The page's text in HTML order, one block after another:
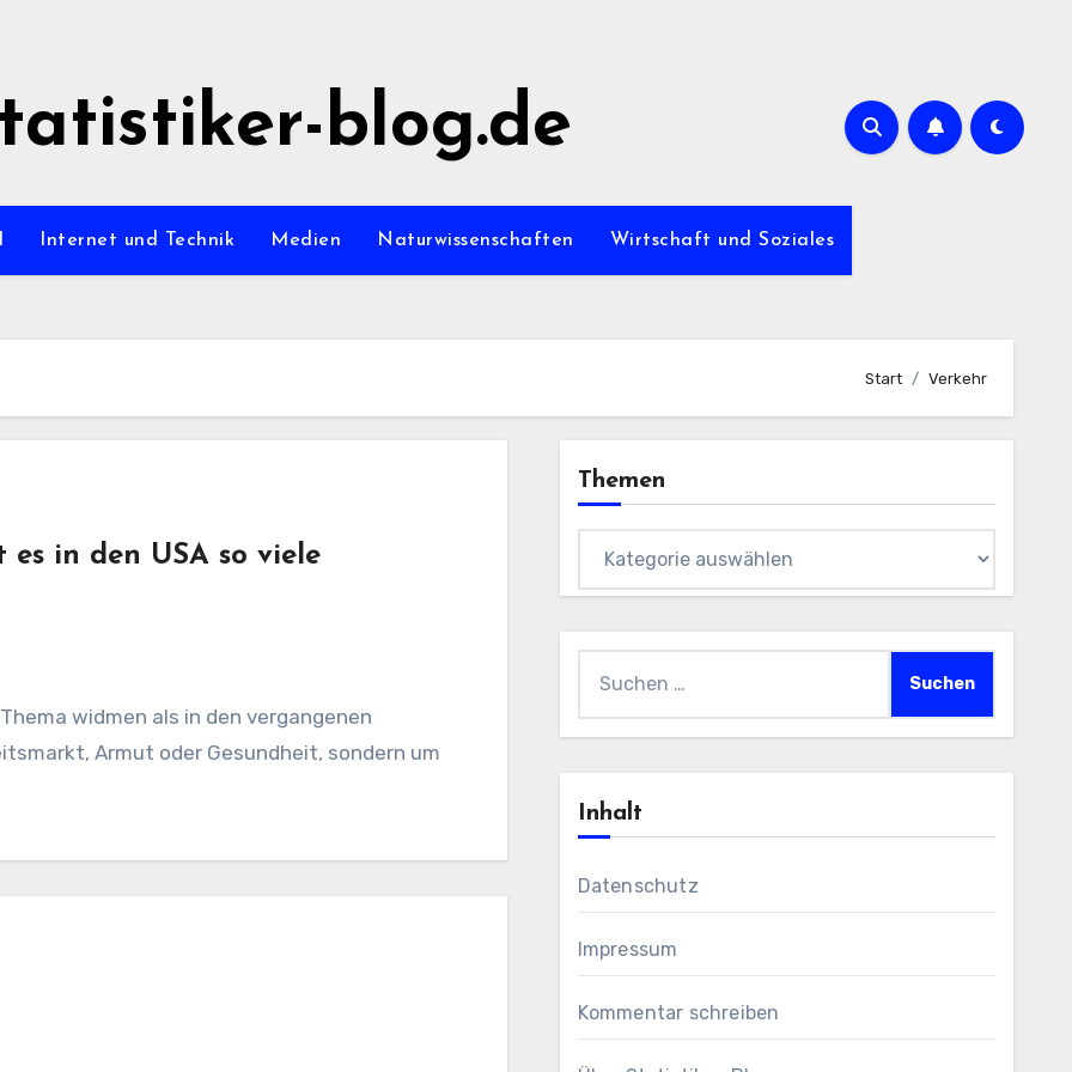
blog.de
Internet und Technik Medien Naturwissenschaften Wirtschaft und Soziales
Start Verkehr
in den USA so viele
widmen als in den vergangenen
Armut oder Gesundheit, sondern um
Themen
nach:
Inhalt
Datenschutz
Impressum
Kommentar schreiben